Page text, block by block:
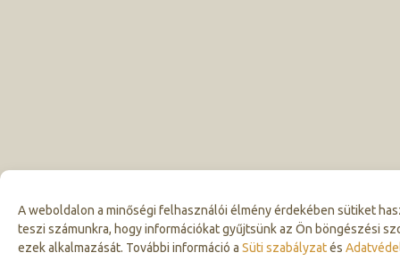
A weboldalon a minőségi felhasználói élmény érdekében sütiket
teszi számunkra, hogy információkat gyűjtsünk az Ön böngészési
ezek alkalmazását. További információ a Süti szabályzatés